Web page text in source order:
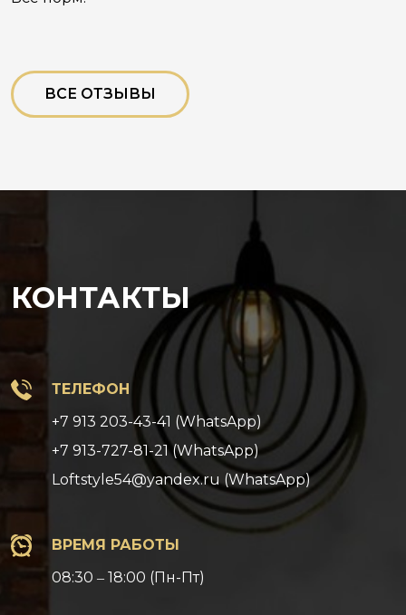
ВСЕ ОТЗЫВЫ
КОНТАКТЫ
ТЕЛЕФОН
+7 913 203-43-41 (WhatsApp)
+7 913-727-81-21 (WhatsApp)
Loftstyle54@yandex.ru (WhatsApp)
ВРЕМЯ РАБОТЫ
08:30 ‒ 18:00 (Пн-Пт)